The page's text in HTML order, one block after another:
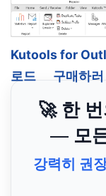
Kutools for
로드
구매하
🚀 한
— 모
강력히 권